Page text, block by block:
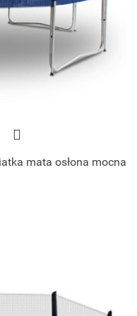
mata osłona mocna